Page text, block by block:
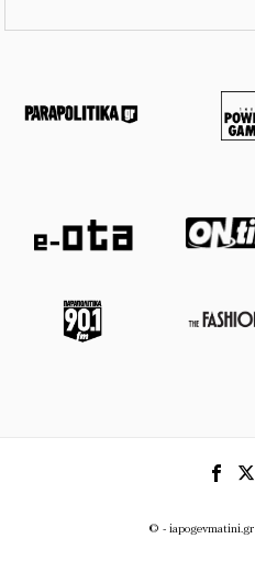
© - iapogevmatini.gr